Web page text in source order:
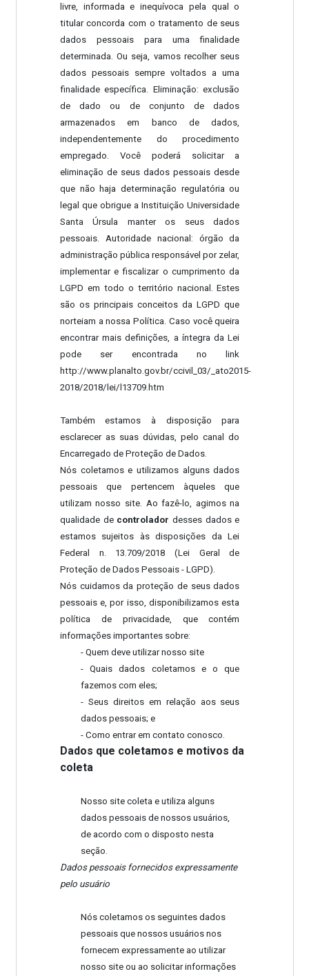
livre, informada e inequívoca pela qual o
titular concorda com o tratamento de seus
dados pessoais para uma finalidade
determinada. Ou seja, vamos recolher seus
dados pessoais sempre voltados a uma
finalidade específica. Eliminação: exclusão
de dado ou de conjunto de dados
armazenados em banco de dados,
independentemente do procedimento
empregado. Você poderá solicitar a
eliminação de seus dados pessoais desde
que não haja determinação regulatória ou
legal que obrigue a Instituição Universidade
Santa Úrsula manter os seus dados
pessoais. Autoridade nacional: órgão da
administração pública responsável por zelar,
implementar e fiscalizar o cumprimento da
LGPD em todo o território nacional. Estes
são os principais conceitos da LGPD que
norteiam a nossa Política. Caso você queira
encontrar mais definições, a íntegra da Lei
pode ser encontrada no link
http://www.planalto.gov.br/ccivil_03/_ato2015-
2018/2018/lei/l13709.htm
Também estamos à disposição para
esclarecer as suas dúvidas, pelo canal do
Encarregado de Proteção de Dados.
Nós coletamos e utilizamos alguns dados
pessoais que pertencem àqueles que
utilizam nosso site. Ao fazê-lo, agimos na
qualidade de controlador desses dados e
estamos sujeitos às disposições da Lei
Federal n. 13.709/2018 (Lei Geral de
Proteção de Dados Pessoais - LGPD).
Nós cuidamos da proteção de seus dados
pessoais e, por isso, disponibilizamos esta
política de privacidade, que contém
informações importantes sobre:
- Quem deve utilizar nosso site
- Quais dados coletamos e o que
fazemos com eles;
- Seus direitos em relação aos seus
dados pessoais; e
- Como entrar em contato conosco.
Dados que coletamos e motivos da
coleta
Nosso site coleta e utiliza alguns
dados pessoais de nossos usuários,
de acordo com o disposto nesta
seção.
Dados pessoais fornecidos expressamente
pelo usuário
Nós coletamos os seguintes dados
pessoais que nossos usuários nos
fornecem expressamente ao utilizar
nosso site ou ao solicitar informações